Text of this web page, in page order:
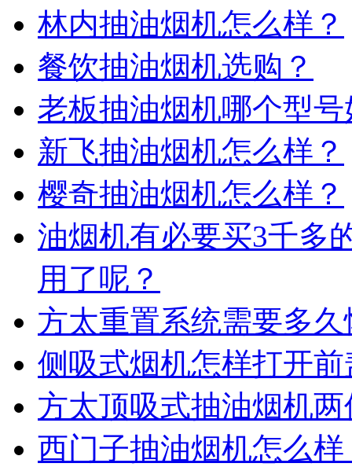
林内抽油烟机怎么样？
餐饮抽油烟机选购？
老板抽油烟机哪个型号
新飞抽油烟机怎么样？
樱奇抽油烟机怎么样？
油烟机有必要买3千多
用了呢？
方太重置系统需要多
侧吸式烟机怎样打开
方太顶吸式抽油烟机
西门子抽油烟机怎么样